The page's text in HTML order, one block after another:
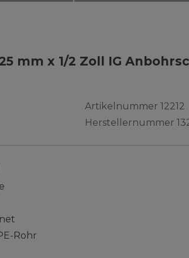
mm x 1/2 Zoll IG
Artikelnummer12212
Herstellernummer
Rohr